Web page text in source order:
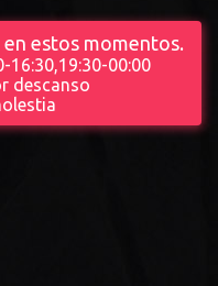
estos momentos.
16:30,19:30-00:00
descanso